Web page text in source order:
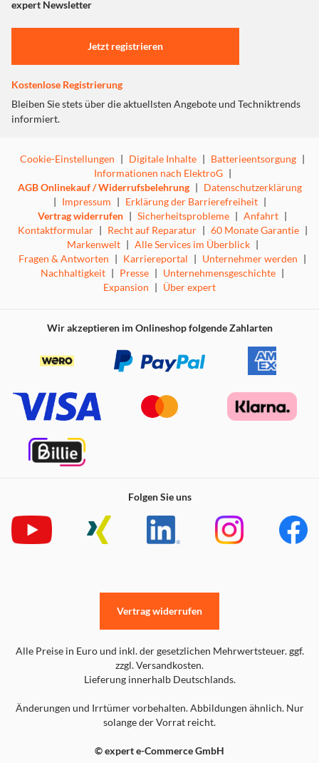
Einstellungen anpassen
expert Newsletter
Jetzt registrieren
Kostenlose Registrierung
Bleiben Sie stets über die aktuellsten Angebote und Techniktrends
informiert.
Cookie-Einstellungen | Digitale Inhalte | Batterieentsorgung |
Informationen nach ElektroG |
AGB Onlinekauf / Widerrufsbelehrung | Datenschutzerklärung
| Impressum | Erklärung der Barrierefreiheit |
Vertrag widerrufen | Sicherheitsprobleme | Anfahrt |
Kontaktformular | Recht auf Reparatur | 60 Monate Garantie |
Markenwelt | Alle Services im Überblick |
Fragen & Antworten | Karriereportal | Unternehmer werden |
Nachhaltigkeit | Presse | Unternehmensgeschichte |
Expansion | Über expert
Wir akzeptieren im Onlineshop folgende Zahlarten
Folgen Sie uns
Alle Preise in Euro und inkl. der gesetzlichen Mehrwertsteuer. ggf.
zzgl. Versandkosten.
Lieferung innerhalb Deutschlands.
Änderungen und Irrtümer vorbehalten. Abbildungen ähnlich. Nur
solange der Vorrat reicht.
© expert e-Commerce GmbH
Vertrag widerrufen